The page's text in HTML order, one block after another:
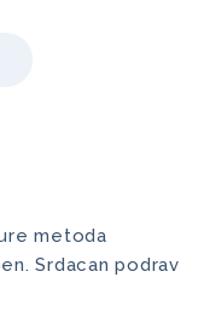
metoda
Srdacan podrav